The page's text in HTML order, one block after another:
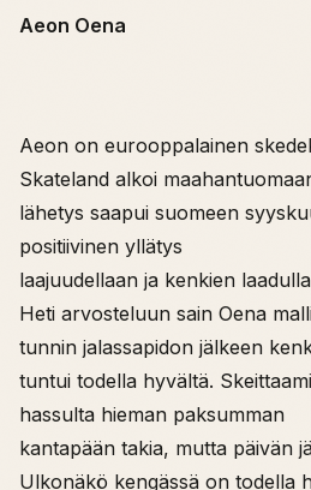
Aeon Oena
Aeon on eurooppalainen
Skateland alkoi
lähetys saapui suomeen
positiivinen yllätys
laajuudellaan ja kenkien
Heti arvosteluun sain Oena
tunnin jalassapidon jälkeen
tuntui todella hyvältä.
hassulta hieman paksumman
kantapään takia, mutta päivän
Ulkonäkö kengässä on todella